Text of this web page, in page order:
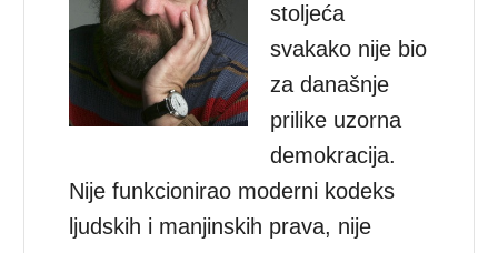
stoljeća
svakako nije bio
za današnje
prilike uzorna
demokracija.
Nije funkcionirao moderni kodeks
ljudskih i manjinskih prava, nije